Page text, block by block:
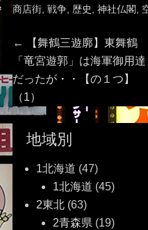
商店街, 戦争, 歴史, 神社仏閣,
投
稿
ナ
ビ
ゲ
ー
←
Previous
post:
【舞鶴三遊廓】東舞鶴
「竜宮遊郭」は海軍御用達
だったが・・【の１つ】
（1）
地域別
1北海道 (47)
1北海道 (45)
2東北(63)
2青森県(19)